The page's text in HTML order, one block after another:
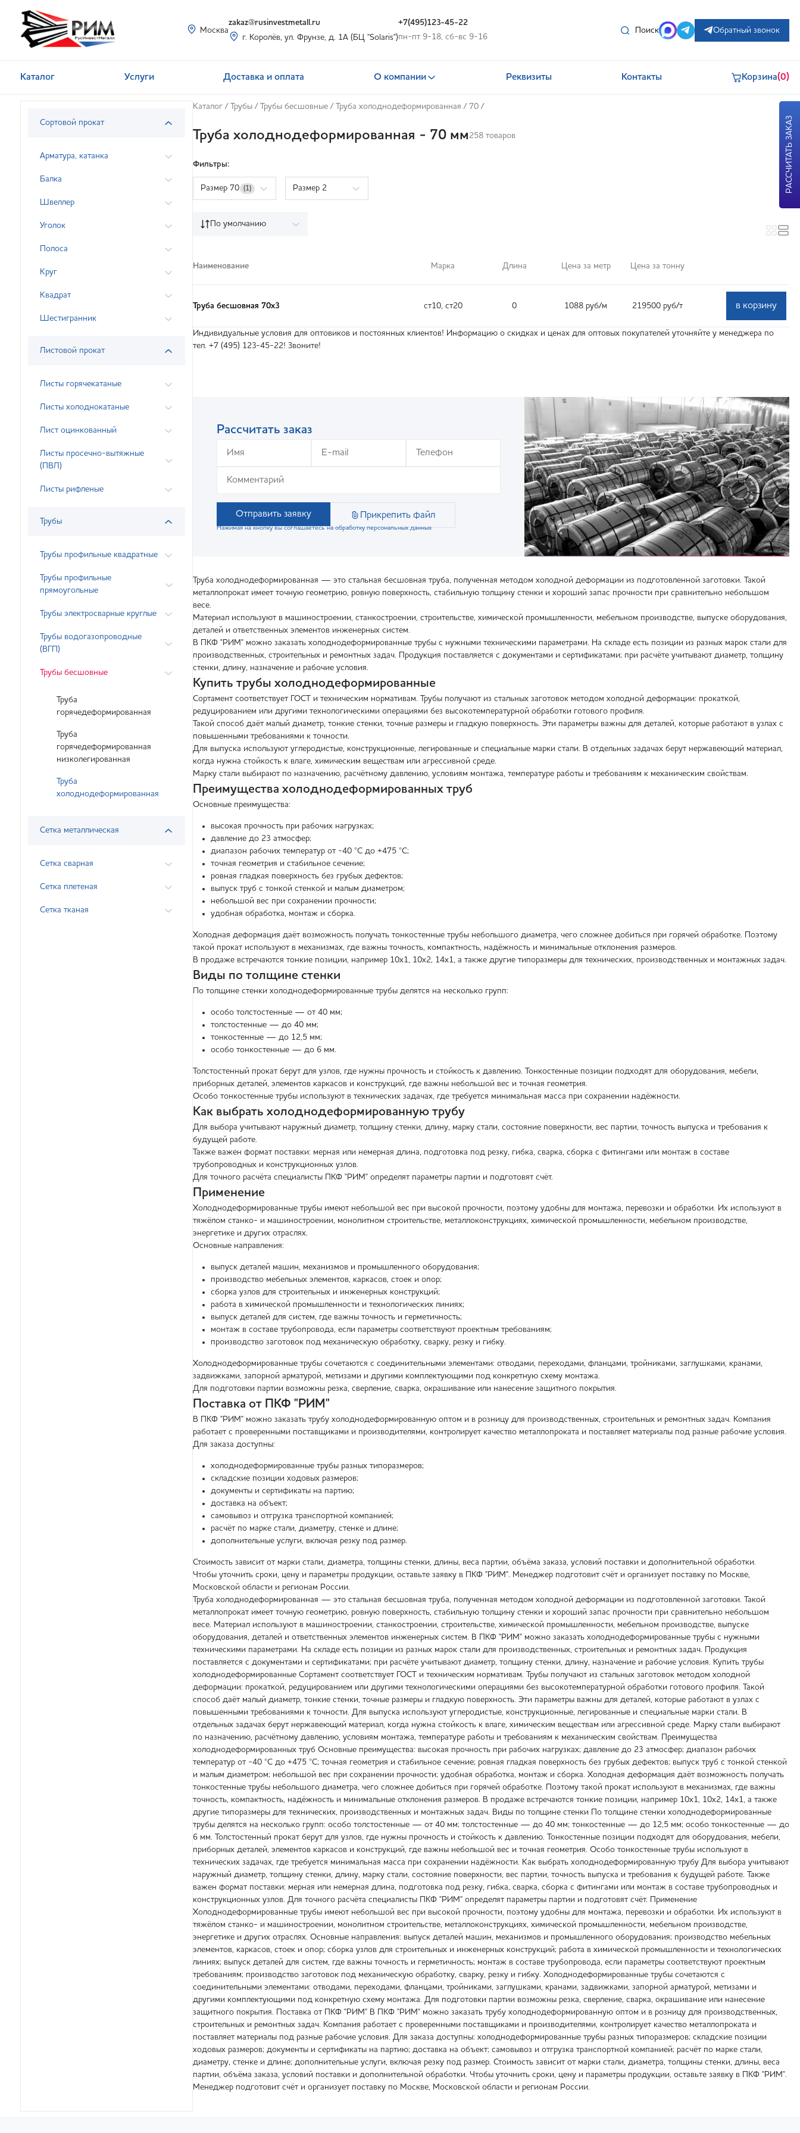
Москва
zakaz@rusinvestmetall.ru
г. Королёв, ул. Фрунзе, д. 1А (БЦ "Solaris")
+7(495)123-45-22
пн-пт 9-18, сб-вс 9-16
Поиск Обратный звонок
Каталог Услуги Доставка и оплата О компании Реквизиты Контакты Корзина(0)
Сортовой прокат
Арматура, катанка
Балка
Швеллер
Уголок
Полоса
Круг
Квадрат
Шестигранник
Листовой прокат
Листы горячекатаные
Листы холоднокатаные
Лист оцинкованный
Листы просечно-вытяжные
(ПВЛ)
Листы рифленые
Трубы
Трубы профильные квадратные
Трубы профильные
прямоугольные
Трубы электросварные круглые
Трубы водогазопроводные
(ВГП)
Трубы бесшовные
Труба
горячедеформированная
Труба
горячедеформированная
низколегированная
Труба
холоднодеформированная
Сетка металлическая
Сетка сварная
Сетка плетеная
Сетка тканая
Каталог / Трубы / Трубы бесшовные / Труба холоднодеформированная / 70 /
Труба холоднодеформированная - 70 мм 258 товаров
Фильтры:
Размер 70 (1) Размер 2
По умолчанию
Наименование Марка Длина Цена за метр Цена за тонну
Труба бесшовная 70х3 ст10, ст20 0 1088 руб/м 219500 руб/т в корзину
Индивидуальные условия для оптовиков и постоянных клиентов! Информацию о скидках и ценах для оптовых покупателей уточняйте у менеджера по
тел. +7 (495) 123-45-22! Звоните!
Рассчитать заказ
Отправить заявку Прикрепить файл
Нажимая на кнопку вы соглашаетесь на обработку персональных данных
Труба холоднодеформированная — это стальная бесшовная труба, полученная методом холодной деформации из подготовленной заготовки. Такой
металлопрокат имеет точную геометрию, ровную поверхность, стабильную толщину стенки и хороший запас прочности при сравнительно небольшом
весе.
Материал используют в машиностроении, станкостроении, строительстве, химической промышленности, мебельном производстве, выпуске оборудования,
деталей и ответственных элементов инженерных систем.
В ПКФ "РИМ" можно заказать холоднодеформированные трубы с нужными техническими параметрами. На складе есть позиции из разных марок стали для
производственных, строительных и ремонтных задач. Продукция поставляется с документами и сертификатами; при расчёте учитывают диаметр, толщину
стенки, длину, назначение и рабочие условия.
Купить трубы холоднодеформированные
Сортамент соответствует ГОСТ и техническим нормативам. Трубы получают из стальных заготовок методом холодной деформации: прокаткой,
редуцированием или другими технологическими операциями без высокотемпературной обработки готового профиля.
Такой способ даёт малый диаметр, тонкие стенки, точные размеры и гладкую поверхность. Эти параметры важны для деталей, которые работают в узлах с
повышенными требованиями к точности.
Для выпуска используют углеродистые, конструкционные, легированные и специальные марки стали. В отдельных задачах берут нержавеющий материал,
когда нужна стойкость к влаге, химическим веществам или агрессивной среде.
Марку стали выбирают по назначению, расчётному давлению, условиям монтажа, температуре работы и требованиям к механическим свойствам.
Преимущества холоднодеформированных труб
Основные преимущества:
высокая прочность при рабочих нагрузках;
давление до 23 атмосфер;
диапазон рабочих температур от -40 °C до +475 °C;
точная геометрия и стабильное сечение;
ровная гладкая поверхность без грубых дефектов;
выпуск труб с тонкой стенкой и малым диаметром;
небольшой вес при сохранении прочности;
удобная обработка, монтаж и сборка.
Холодная деформация даёт возможность получать тонкостенные трубы небольшого диаметра, чего сложнее добиться при горячей обработке. Поэтому
такой прокат используют в механизмах, где важны точность, компактность, надёжность и минимальные отклонения размеров.
В продаже встречаются тонкие позиции, например 10х1, 10х2, 14х1, а также другие типоразмеры для технических, производственных и монтажных задач.
Виды по толщине стенки
По толщине стенки холоднодеформированные трубы делятся на несколько групп:
особо толстостенные — от 40 мм;
толстостенные — до 40 мм;
тонкостенные — до 12,5 мм;
особо тонкостенные — до 6 мм.
Толстостенный прокат берут для узлов, где нужны прочность и стойкость к давлению. Тонкостенные позиции подходят для оборудования, мебели,
приборных деталей, элементов каркасов и конструкций, где важны небольшой вес и точная геометрия.
Особо тонкостенные трубы используют в технических задачах, где требуется минимальная масса при сохранении надёжности.
Как выбрать холоднодеформированную трубу
Для выбора учитывают наружный диаметр, толщину стенки, длину, марку стали, состояние поверхности, вес партии, точность выпуска и требования к
будущей работе.
Также важен формат поставки: мерная или немерная длина, подготовка под резку, гибка, сварка, сборка с фитингами или монтаж в составе
трубопроводных и конструкционных узлов.
Для точного расчёта специалисты ПКФ "РИМ" определят параметры партии и подготовят счёт.
Применение
Холоднодеформированные трубы имеют небольшой вес при высокой прочности, поэтому удобны для монтажа, перевозки и обработки. Их используют в
тяжёлом станко- и машиностроении, монолитном строительстве, металлоконструкциях, химической промышленности, мебельном производстве,
энергетике и других отраслях.
Основные направления:
выпуск деталей машин, механизмов и промышленного оборудования;
производство мебельных элементов, каркасов, стоек и опор;
сборка узлов для строительных и инженерных конструкций;
работа в химической промышленности и технологических линиях;
выпуск деталей для систем, где важны точность и герметичность;
монтаж в составе трубопровода, если параметры соответствуют проектным требованиям;
производство заготовок под механическую обработку, сварку, резку и гибку.
Холоднодеформированные трубы сочетаются с соединительными элементами: отводами, переходами, фланцами, тройниками, заглушками, кранами,
задвижками, запорной арматурой, метизами и другими комплектующими под конкретную схему монтажа.
Для подготовки партии возможны резка, сверление, сварка, окрашивание или нанесение защитного покрытия.
Поставка от ПКФ "РИМ"
В ПКФ "РИМ" можно заказать трубу холоднодеформированную оптом и в розницу для производственных, строительных и ремонтных задач. Компания
работает с проверенными поставщиками и производителями, контролирует качество металлопроката и поставляет материалы под разные рабочие условия.
Для заказа доступны:
холоднодеформированные трубы разных типоразмеров;
складские позиции ходовых размеров;
документы и сертификаты на партию;
доставка на объект;
самовывоз и отгрузка транспортной компанией;
расчёт по марке стали, диаметру, стенке и длине;
дополнительные услуги, включая резку под размер.
Стоимость зависит от марки стали, диаметра, толщины стенки, длины, веса партии, объёма заказа, условий поставки и дополнительной обработки.
Чтобы уточнить сроки, цену и параметры продукции, оставьте заявку в ПКФ "РИМ". Менеджер подготовит счёт и организует поставку по Москве,
Московской области и регионам России.
Труба холоднодеформированная — это стальная бесшовная труба, полученная методом холодной деформации из подготовленной заготовки. Такой
металлопрокат имеет точную геометрию, ровную поверхность, стабильную толщину стенки и хороший запас прочности при сравнительно небольшом
весе. Материал используют в машиностроении, станкостроении, строительстве, химической промышленности, мебельном производстве, выпуске
оборудования, деталей и ответственных элементов инженерных систем. В ПКФ "РИМ" можно заказать холоднодеформированные трубы с нужными
техническими параметрами. На складе есть позиции из разных марок стали для производственных, строительных и ремонтных задач. Продукция
поставляется с документами и сертификатами; при расчёте учитывают диаметр, толщину стенки, длину, назначение и рабочие условия. Купить трубы
холоднодеформированные Сортамент соответствует ГОСТ и техническим нормативам. Трубы получают из стальных заготовок методом холодной
деформации: прокаткой, редуцированием или другими технологическими операциями без высокотемпературной обработки готового профиля. Такой
способ даёт малый диаметр, тонкие стенки, точные размеры и гладкую поверхность. Эти параметры важны для деталей, которые работают в узлах с
повышенными требованиями к точности. Для выпуска используют углеродистые, конструкционные, легированные и специальные марки стали. В
отдельных задачах берут нержавеющий материал, когда нужна стойкость к влаге, химическим веществам или агрессивной среде. Марку стали выбирают
по назначению, расчётному давлению, условиям монтажа, температуре работы и требованиям к механическим свойствам. Преимущества
холоднодеформированных труб Основные преимущества: высокая прочность при рабочих нагрузках; давление до 23 атмосфер; диапазон рабочих
температур от -40 °C до +475 °C; точная геометрия и стабильное сечение; ровная гладкая поверхность без грубых дефектов; выпуск труб с тонкой стенкой
и малым диаметром; небольшой вес при сохранении прочности; удобная обработка, монтаж и сборка. Холодная деформация даёт возможность получать
тонкостенные трубы небольшого диаметра, чего сложнее добиться при горячей обработке. Поэтому такой прокат используют в механизмах, где важны
точность, компактность, надёжность и минимальные отклонения размеров. В продаже встречаются тонкие позиции, например 10х1, 10х2, 14х1, а также
другие типоразмеры для технических, производственных и монтажных задач. Виды по толщине стенки По толщине стенки холоднодеформированные
трубы делятся на несколько групп: особо толстостенные — от 40 мм; толстостенные — до 40 мм; тонкостенные — до 12,5 мм; особо тонкостенные — до
6 мм. Толстостенный прокат берут для узлов, где нужны прочность и стойкость к давлению. Тонкостенные позиции подходят для оборудования, мебели,
приборных деталей, элементов каркасов и конструкций, где важны небольшой вес и точная геометрия. Особо тонкостенные трубы используют в
технических задачах, где требуется минимальная масса при сохранении надёжности. Как выбрать холоднодеформированную трубу Для выбора учитывают
наружный диаметр, толщину стенки, длину, марку стали, состояние поверхности, вес партии, точность выпуска и требования к будущей работе. Также
важен формат поставки: мерная или немерная длина, подготовка под резку, гибка, сварка, сборка с фитингами или монтаж в составе трубопроводных и
конструкционных узлов. Для точного расчёта специалисты ПКФ "РИМ" определят параметры партии и подготовят счёт. Применение
Холоднодеформированные трубы имеют небольшой вес при высокой прочности, поэтому удобны для монтажа, перевозки и обработки. Их используют в
тяжёлом станко- и машиностроении, монолитном строительстве, металлоконструкциях, химической промышленности, мебельном производстве,
энергетике и других отраслях. Основные направления: выпуск деталей машин, механизмов и промышленного оборудования; производство мебельных
элементов, каркасов, стоек и опор; сборка узлов для строительных и инженерных конструкций; работа в химической промышленности и технологических
линиях; выпуск деталей для систем, где важны точность и герметичность; монтаж в составе трубопровода, если параметры соответствуют проектным
требованиям; производство заготовок под механическую обработку, сварку, резку и гибку. Холоднодеформированные трубы сочетаются с
соединительными элементами: отводами, переходами, фланцами, тройниками, заглушками, кранами, задвижками, запорной арматурой, метизами и
другими комплектующими под конкретную схему монтажа. Для подготовки партии возможны резка, сверление, сварка, окрашивание или нанесение
защитного покрытия. Поставка от ПКФ "РИМ" В ПКФ "РИМ" можно заказать трубу холоднодеформированную оптом и в розницу для производственных,
строительных и ремонтных задач. Компания работает с проверенными поставщиками и производителями, контролирует качество металлопроката и
поставляет материалы под разные рабочие условия. Для заказа доступны: холоднодеформированные трубы разных типоразмеров; складские позиции
ходовых размеров; документы и сертификаты на партию; доставка на объект; самовывоз и отгрузка транспортной компанией; расчёт по марке стали,
диаметру, стенке и длине; дополнительные услуги, включая резку под размер. Стоимость зависит от марки стали, диаметра, толщины стенки, длины, веса
партии, объёма заказа, условий поставки и дополнительной обработки. Чтобы уточнить сроки, цену и параметры продукции, оставьте заявку в ПКФ "РИМ".
Менеджер подготовит счёт и организует поставку по Москве, Московской области и регионам России.
РАССЧИТАТЬ ЗАКАЗ